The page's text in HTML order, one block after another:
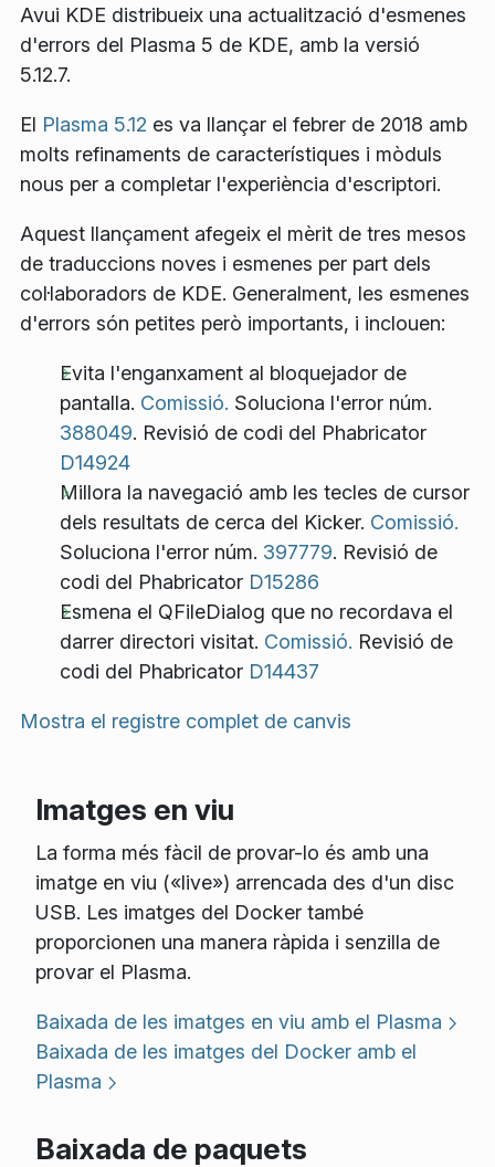
Avui KDE distribueix una actualització d'esmenes
d'errors del Plasma 5 de KDE, amb la versió
5.12.7.
El Plasma 5.12 es va llançar el febrer de 2018 amb
molts refinaments de característiques i mòduls
nous per a completar l'experiència d'escriptori.
Aquest llançament afegeix el mèrit de tres mesos
de traduccions noves i esmenes per part dels
col·laboradors de KDE. Generalment, les esmenes
d'errors són petites però importants, i inclouen:
Evita l'enganxament al bloquejador de
pantalla. Comissió. Soluciona l'error núm.
388049. Revisió de codi del Phabricator
D14924
Millora la navegació amb les tecles de cursor
dels resultats de cerca del Kicker. Comissió.
Soluciona l'error núm. 397779. Revisió de
codi del Phabricator D15286
Esmena el QFileDialog que no recordava el
darrer directori visitat. Comissió. Revisió de
codi del Phabricator D14437
Mostra el registre complet de canvis
Imatges en viu
La forma més fàcil de provar-lo és amb una
imatge en viu («live») arrencada des d'un disc
USB. Les imatges del Docker també
proporcionen una manera ràpida i senzilla de
provar el Plasma.
Baixada de les imatges en viu amb el Plasma
Baixada de les imatges del Docker amb el
Plasma
Baixada de paquets